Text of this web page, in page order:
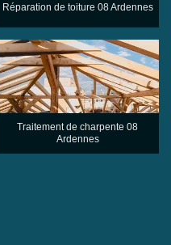
Réparation de toiture 08 Ardennes
Traitement de charpente 08
Ardennes